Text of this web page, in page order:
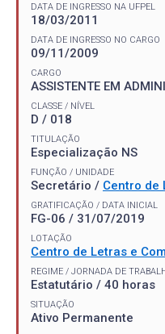
DATA DE INGRESSO NA UFPEL
18/03/2011
DATA DE INGRESSO NO CARGO
09/11/2009
CARGO
ASSISTENTE EM
CLASSE / NÍVEL
D / 018
TITULAÇÃO
Especialização NS
FUNÇÃO / UNIDADE
Secretário / Centro de
GRATIFICAÇÃO / DATA INICIAL
FG-06 / 31/07/2019
LOTAÇÃO
Centro de Letras e
REGIME / JORNADA DE
Estatutário / 40 horas
SITUAÇÃO
Ativo Permanente